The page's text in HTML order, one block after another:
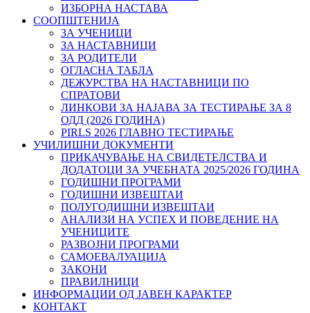
ИЗБОРНА НАСТАВА
СООПШТЕНИЈА
ЗА УЧЕНИЦИ
ЗА НАСТАВНИЦИ
ЗА РОДИТЕЛИ
ОГЛАСНА ТАБЛА
ДЕЖУРСТВА НА НАСТАВНИЦИ ПО
СПРАТОВИ
ЛИНКОВИ ЗА НАЈАВА ЗА ТЕСТИРАЊЕ ЗА 8
ОДД (2026 ГОДИНА)
PIRLS 2026 ГЛАВНО ТЕСТИРАЊЕ
УЧИЛИШНИ ДОКУМЕНТИ
ПРИКАЧУВАЊЕ НА СВИДЕТЕЛСТВА И
ДОДАТОЦИ ЗА УЧЕБНАТА 2025/2026 ГОДИНА
ГОДИШНИ ПРОГРАМИ
ГОДИШНИ ИЗВЕШТАИ
ПОЛУГОДИШНИ ИЗВЕШТАИ
АНАЛИЗИ НА УСПЕХ И ПОВЕДЕНИЕ НА
УЧЕНИЦИТЕ
РАЗВОЈНИ ПРОГРАМИ
САМОЕВАЛУАЦИЈА
ЗАКОНИ
ПРАВИЛНИЦИ
ИНФОРМАЦИИ ОД ЈАВЕН КАРАКТЕР
КОНТАКТ